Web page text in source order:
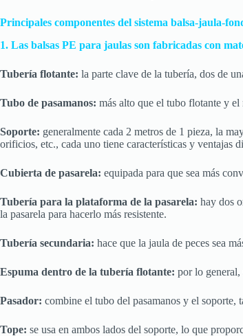
Principales componentes del sistema balsa-jaula-
1. Las balsas PE para jaulas son fabricadas con
Tubería flotante: la parte clave de la tubería, dos de
Tubo de pasamanos: más alto que el tubo flotante y el
Soporte: generalmente cada 2 metros de 1 pieza, la
orificios, etc., cada uno tiene características y ventajas
Cubierta de pasarela: equipada para que sea más
Tubería para la plataforma de la pasarela: hay dos
la pasarela para hacerlo más resistente.
Tubería secundaria: hace que la jaula de peces sea
Espuma dentro de la tubería flotante: por lo general,
Pasador: combine el tubo del pasamanos y el soporte,
Tope: se usa en ambos lados del soporte, lo que